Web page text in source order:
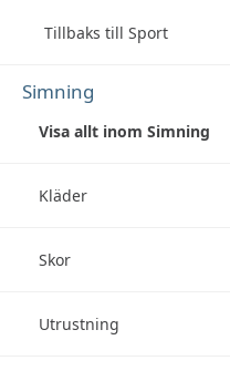
Tillbaks till Sport
Simning
Visa allt inom Simning
Kläder
Skor
Utrustning